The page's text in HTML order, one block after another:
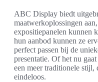
ABC Display biedt
maatwerkoplossingen
expositiepanelen kunnen
hun aanbod kunnen ze
perfect passen bij de
presentatie. Of het nu
een meer traditionele
eindeloos.